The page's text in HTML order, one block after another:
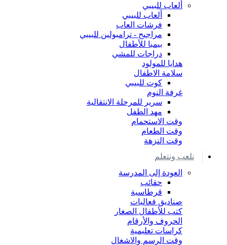
ألعاب للبيبي
ألعاب للبيبي
فرشات العاب
مراجيح - ترامبولين للبيبي
بيمبا للأطفال
دراجات للمشي
هدايا للمولود
سلامة الاطفال
كوت للبيبي
غرفة النوم
سرير للمرحلة الانتقالية
مهد الطفل
وقت الاستحمام
وقت الطعام
وقت النزهة
نلعب ونتعلم
العودة إلى المدرسة
حقائب
قرطاسية
صناديق فعاليات
كتب للأطفال الصغار
الحروف والأرقام
كراسات تعليمية
وقت الرسم والاشغال